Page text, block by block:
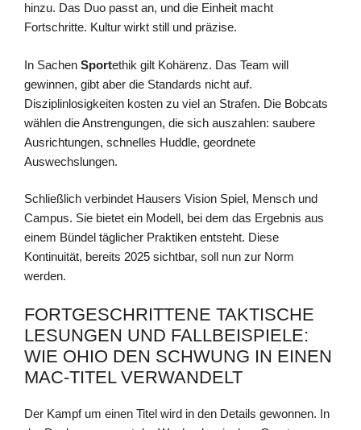
hinzu. Das Duo passt an, und die Einheit macht
Fortschritte. Kultur wirkt still und präzise.
In Sachen Sportethik gilt Kohärenz. Das Team will
gewinnen, gibt aber die Standards nicht auf.
Disziplinlosigkeiten kosten zu viel an Strafen. Die Bobcats
wählen die Anstrengungen, die sich auszahlen: saubere
Ausrichtungen, schnelles Huddle, geordnete
Auswechslungen.
Schließlich verbindet Hausers Vision Spiel, Mensch und
Campus. Sie bietet ein Modell, bei dem das Ergebnis aus
einem Bündel täglicher Praktiken entsteht. Diese
Kontinuität, bereits 2025 sichtbar, soll nun zur Norm
werden.
FORTGESCHRITTENE TAKTISCHE
LESUNGEN UND FALLBEISPIELE:
WIE OHIO DEN SCHWUNG IN EINEN
MAC-TITEL VERWANDELT
Der Kampf um einen Titel wird in den Details gewonnen. In